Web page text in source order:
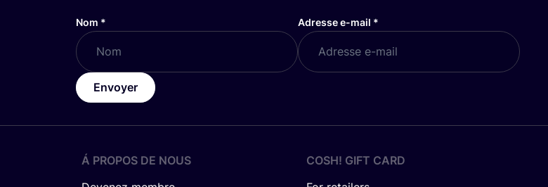
Nom * Adresse e-mail *
Envoyer
Á PROPOS DE NOUS
COSH! GIFT CARD